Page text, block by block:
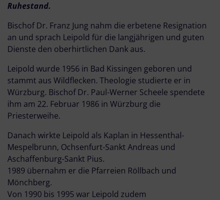
Ruhestand.
Bischof Dr. Franz Jung nahm die erbetene Resignation
an und sprach Leipold für die langjährigen und guten
Dienste den oberhirtlichen Dank aus.
Leipold wurde 1956 in Bad Kissingen geboren und
stammt aus Wildflecken. Theologie studierte er in
Würzburg. Bischof Dr. Paul-Werner Scheele spendete
ihm am 22. Februar 1986 in Würzburg die
Priesterweihe.
Danach wirkte Leipold als Kaplan in Hessenthal-
Mespelbrunn, Ochsenfurt-Sankt Andreas und
Aschaffenburg-Sankt Pius.
1989 übernahm er die Pfarreien Röllbach und
Mönchberg.
Von 1990 bis 1995 war Leipold zudem